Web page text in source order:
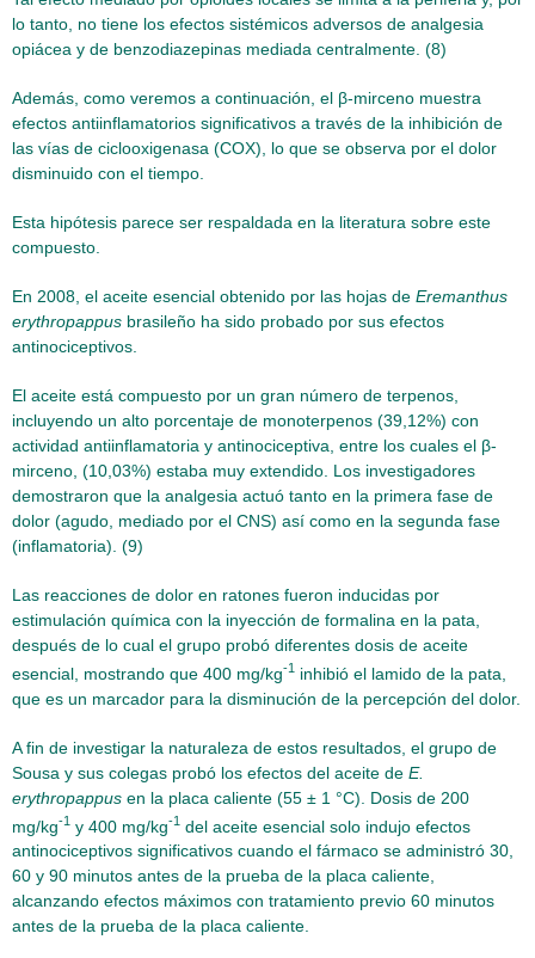
lo tanto, no tiene los efectos sistémicos adversos de analgesia
opiácea y de benzodiazepinas mediada centralmente. (8)
Además, como veremos a continuación, el β-mirceno muestra
efectos antiinflamatorios significativos a través de la inhibición de
las vías de ciclooxigenasa (COX), lo que se observa por el dolor
disminuido con el tiempo.
Esta hipótesis parece ser respaldada en la literatura sobre este
compuesto.
En 2008, el aceite esencial obtenido por las hojas de Eremanthus
erythropappus brasileño ha sido probado por sus efectos
antinociceptivos.
El aceite está compuesto por un gran número de terpenos,
incluyendo un alto porcentaje de monoterpenos (39,12%) con
actividad antiinflamatoria y antinociceptiva, entre los cuales el β-
mirceno, (10,03%) estaba muy extendido. Los investigadores
demostraron que la analgesia actuó tanto en la primera fase de
dolor (agudo, mediado por el CNS) así como en la segunda fase
(inflamatoria). (9)
Las reacciones de dolor en ratones fueron inducidas por
estimulación química con la inyección de formalina en la pata,
después de lo cual el grupo probó diferentes dosis de aceite
esencial, mostrando que 400 mg/kg-1 inhibió el lamido de la pata,
que es un marcador para la disminución de la percepción del dolor.
A fin de investigar la naturaleza de estos resultados, el grupo de
Sousa y sus colegas probó los efectos del aceite de E.
erythropappus en la placa caliente (55 ± 1 °C). Dosis de 200
mg/kg-1 y 400 mg/kg-1 del aceite esencial solo indujo efectos
antinociceptivos significativos cuando el fármaco se administró 30,
60 y 90 minutos antes de la prueba de la placa caliente,
alcanzando efectos máximos con tratamiento previo 60 minutos
antes de la prueba de la placa caliente.